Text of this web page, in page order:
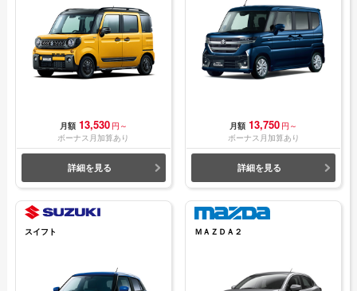
月額 13,530 円～
ボーナス月加算あり
詳細を見る
月額 13,750 円～
ボーナス月加算あり
詳細を見る
スイフト ＭＡＺＤＡ２